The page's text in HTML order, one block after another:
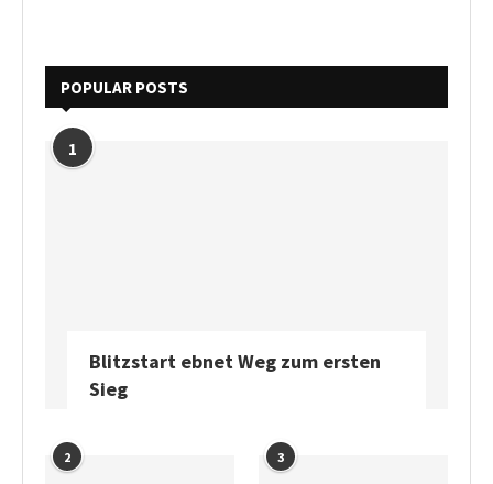
POPULAR POSTS
1
Blitzstart ebnet Weg zum ersten
Sieg
2 3